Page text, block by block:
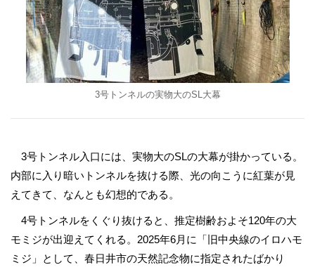
3号トンネルの実物大のSL大幕
3号トンネル入口には、実物大のSLの大幕が掛かっている。
内部に入り暗いトンネルを抜ける際、光の向こうに紅葉が見
えてきて、なんとも幻想的である。
4号トンネルをくぐり抜けると、推定樹齢およそ120年の大
モミジが出迎えてくれる。2025年6月に「旧中央線のイロハモ
ミジ」として、春日井市の天然記念物に指定されたばかり